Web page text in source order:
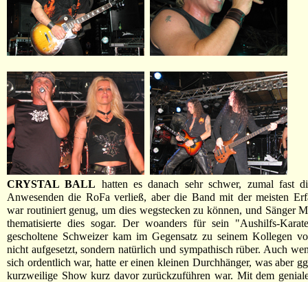
CRYSTAL BALL hatten es danach sehr schwer, zumal fast
Anwesenden die RoFa verließ, aber die Band mit der meisten
war routiniert genug, um dies wegstecken zu können, und Sänger
thematisierte dies sogar. Der woanders für sein "Aushilfs-
gescholtene Schweizer kam im Gegensatz zu seinem Kollegen
nicht aufgesetzt, sondern natürlich und sympathisch rüber. Auch
sich ordentlich war, hatte er einen kleinen Durchhänger, was aber
kurzweilige Show kurz davor zurückzuführen war. Mit dem